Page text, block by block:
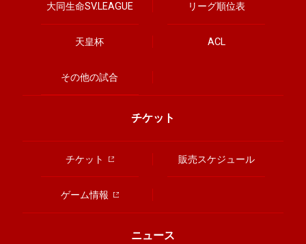
大同生命SV.LEAGUE リーグ順位表
天皇杯 ACL
その他の試合
チケット
チケット 販売スケジュール
ゲーム情報
ニュース